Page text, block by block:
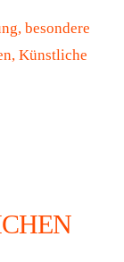
,besondere
, Künstliche